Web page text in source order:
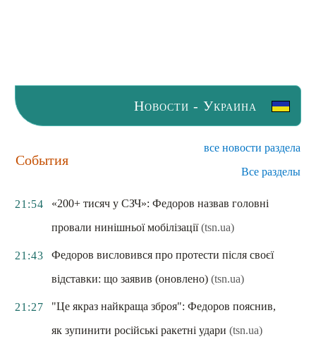
Новости - Украина
События
все новости раздела
Все разделы
21:54
«200+ тисяч у СЗЧ»: Федоров назвав головні
провали нинішньої мобілізації (tsn.ua)
21:43
Федоров висловився про протести після своєї
відставки: що заявив (оновлено) (tsn.ua)
21:27
"Це якраз найкраща зброя": Федоров пояснив,
як зупинити російські ракетні удари (tsn.ua)